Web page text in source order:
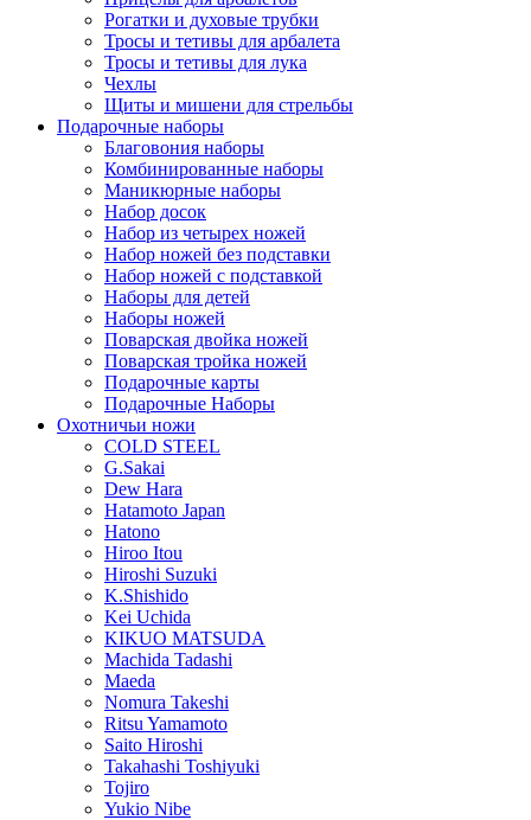
Рогатки и духовые трубки
Тросы и тетивы для арбалета
Тросы и тетивы для лука
Чехлы
Щиты и мишени для стрельбы
Подарочные наборы
Благовония наборы
Комбинированные наборы
Маникюрные наборы
Набор досок
Набор из четырех ножей
Набор ножей без подставки
Набор ножей с подставкой
Наборы для детей
Наборы ножей
Поварская двойка ножей
Поварская тройка ножей
Подарочные карты
Подарочные Наборы
Охотничьи ножи
COLD STEEL
G.Sakai
Dew Hara
Hatamoto Japan
Hatono
Hiroo Itou
Hiroshi Suzuki
K.Shishido
Kei Uchida
KIKUO MATSUDA
Machida Tadashi
Maeda
Nomura Takeshi
Ritsu Yamamoto
Saito Hiroshi
Takahashi Toshiyuki
Tojiro
Yukio Nibe